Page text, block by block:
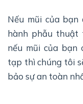
Nếu mũi của
hành phẫu thuật
nếu mũi của bạn
tạp thì chúng tôi
bảo sự an toàn